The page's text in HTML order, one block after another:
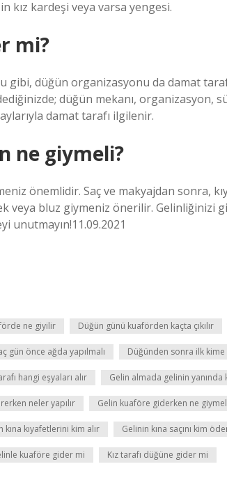
kız kardeşi veya varsa yengesi.
mi?
gibi, düğün organizasyonu da damat
düğün mekanı, organizasyon,
damat tarafı ilgilenir.
ne giymeli?
önemlidir. Saç ve makyajdan sonra,
veya bluz giymeniz önerilir. Gelinliğinizi
unutmayın!11.09.2021
ne giyilir Düğün günü kuaförden kaçta çıkılır
gün önce ağda yapılmalı Düğünden sonra ilk
hangi eşyaları alır Gelin almada gelinin yanında
neler yapılır Gelin kuaföre giderken ne
kına kıyafetlerini kim alır Gelinin kına saçını kim
kuaföre gider mi Kız tarafı düğüne gider mi